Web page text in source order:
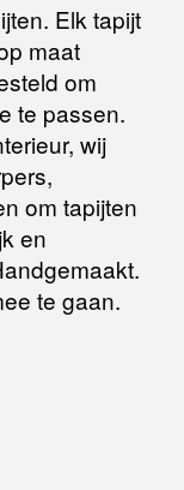
uiterlijkbinnen 14
Elk tapijt
maat
om
te passen.
wij
om tapijten
en
te gaan.